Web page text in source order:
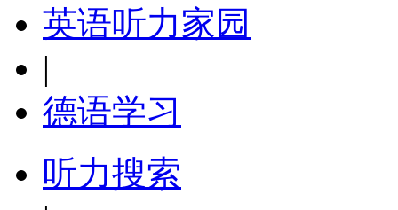
英语听力家园
|
德语学习
听力搜索